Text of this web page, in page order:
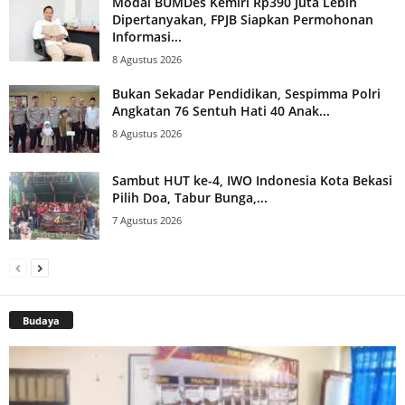
Dipertanyakan, FPJB Siapkan Permohonan
Informasi...
8 Agustus 2026
Bukan Sekadar Pendidikan, Sespimma Polri
Angkatan 76 Sentuh Hati 40 Anak...
8 Agustus 2026
Sambut HUT ke-4, IWO Indonesia Kota Bekasi
Pilih Doa, Tabur Bunga,...
7 Agustus 2026
Budaya